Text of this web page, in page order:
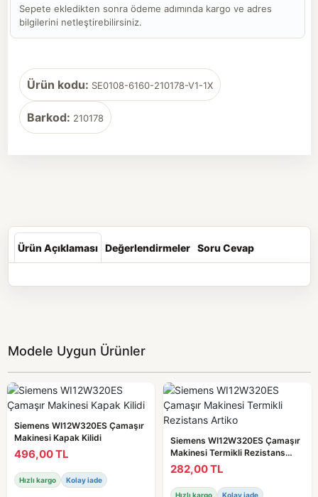
Sepete ekledikten sonra ödeme adımında kargo ve adres
bilgilerini netleştirebilirsiniz.
Ürün kodu: SE0108-6160-210178-V1-1X
Barkod: 210178
Ürün Açıklaması Değerlendirmeler Soru Cevap
Modele Uygun Ürünler
Siemens WI12W320ES Çamaşır
Makinesi Kapak Kilidi
496,00 TL
Hızlı kargo Kolay iade
Siemens WI12W320ES Çamaşır
Makinesi Termikli Rezistans
Artiko
282,00 TL
Hızlı kargo Kolay iade